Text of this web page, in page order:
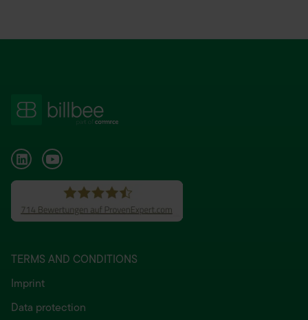
TERMS AND CONDITIONS
Imprint
Data protection